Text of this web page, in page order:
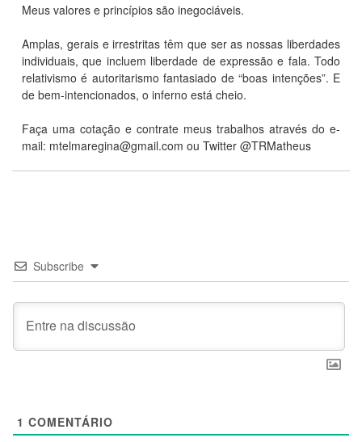
Meus valores e princípios são inegociáveis.
Amplas, gerais e irrestritas têm que ser as nossas liberdades
individuais, que incluem liberdade de expressão e fala. Todo
relativismo é autoritarismo fantasiado de “boas intenções”. E
de bem-intencionados, o inferno está cheio.
Faça uma cotação e contrate meus trabalhos através do e-
mail: mtelmaregina@gmail.com ou Twitter @TRMatheus
Subscribe
1 COMENTÁRIO